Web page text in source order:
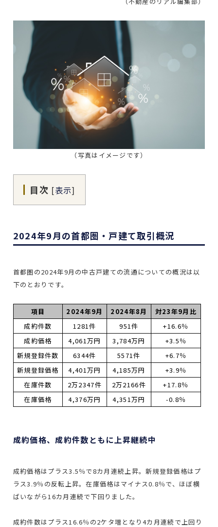
（写真はイメージです）
目次 [表示]
2024年9月の首都圏・戸建て取引概況
首都圏の2024年9月の中古戸建ての流通についての概況は以
下のとおりです。
項目 2024年9月 2024年8月
対23年9月比
成約件数
1281件 951件
+16.6％
成約価格
4,061万円 3,784万円
+3.5％
新規登録件数
6344件 5571件
+6.7％
新規登録価格
4,401万円 4,185万円
+3.9％
在庫件数
2万2347件 2万2166件
+17.8％
在庫価格
4,376万円 4,351万円 -0.8％
成約価格、成約件数ともに上昇継続中
成約価格はプラス3.5％で8カ月連続上昇。新規登録価格はプ
ラス3.9％の反転上昇。在庫価格はマイナス0.8％で、ほぼ横
ばいながら16カ月連続で下回りました。
成約件数はプラス16.6％の2ケタ増となり4カ月連続で上回り